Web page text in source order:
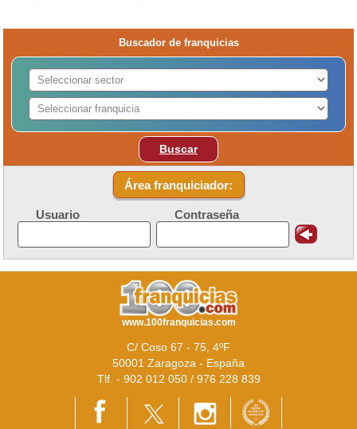
Buscador de franquicias
Buscar
Área franquiciador:
Usuario Contraseña
www.100franquicias.com
C/ Coso 67 - 75, 4ºF
50001 Zaragoza - España
Tlf. - 902 012 050 / 976 228 839